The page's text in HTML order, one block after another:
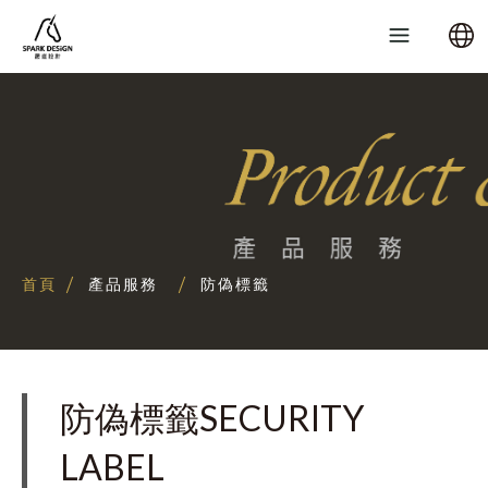
首頁 產品服務 防偽標籤
防偽標籤SECURITY
LABEL